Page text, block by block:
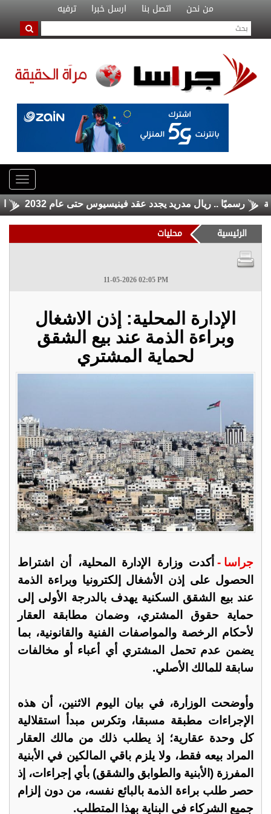
من نحن اتصل بنا ارسل خبرا ترفيه
رسميًا .. ريال مدريد يجدد عقد فينيسيوس حتى عام 2032
الرئيسية محليات
11-05-2026 02:05 PM
الإدارة المحلية: إذن الاشغال
وبراءة الذمة عند بيع الشقق
لحماية المشتري
جراسا - أكدت وزارة الإدارة المحلية، أن اشتراط
الحصول على إذن الأشغال إلكترونيا وبراءة الذمة
عند بيع الشقق السكنية يهدف بالدرجة الأولى إلى
حماية حقوق المشتري، وضمان مطابقة العقار
لأحكام الرخصة والمواصفات الفنية والقانونية، بما
يضمن عدم تحمل المشتري أي أعباء أو مخالفات
سابقة للمالك الأصلي.
وأوضحت الوزارة، في بيان اليوم الاثنين، أن هذه
الإجراءات مطبقة مسبقا، وتكرس مبدأ استقلالية
كل وحدة عقارية؛ إذ يطلب ذلك من مالك العقار
المراد بيعه فقط، ولا يلزم باقي المالكين في الأبنية
المفرزة (الأبنية والطوابق والشقق) بأي إجراءات، إذ
حصر طلب براءة الذمة بالبائع نفسه، من دون إلزام
جميع الشركاء في البناية بهذا المتطلب.